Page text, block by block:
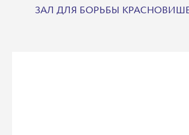
ЗАЛ ДЛЯ БОРЬБЫ